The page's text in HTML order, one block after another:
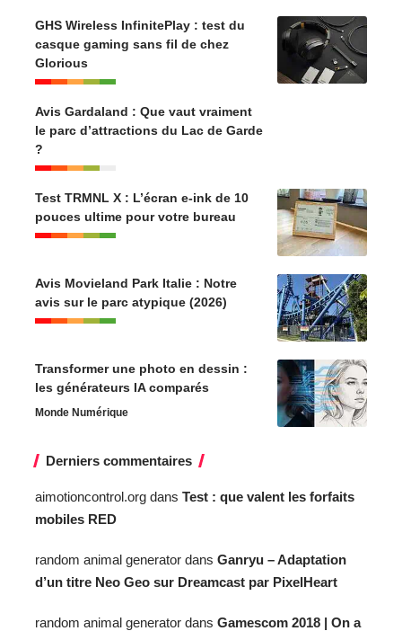
GHS Wireless InfinitePlay : test du
casque gaming sans fil de chez
Glorious
Avis Gardaland : Que vaut vraiment
le parc d’attractions du Lac de Garde
?
Test TRMNL X : L’écran e-ink de 10
pouces ultime pour votre bureau
Avis Movieland Park Italie : Notre
avis sur le parc atypique (2026)
Transformer une photo en dessin :
les générateurs IA comparés
Monde Numérique
Derniers commentaires
aimotioncontrol.org dans Test : que valent les forfaits
mobiles RED
random animal generator dans Ganryu – Adaptation
d’un titre Neo Geo sur Dreamcast par PixelHeart
random animal generator dans Gamescom 2018 | On a